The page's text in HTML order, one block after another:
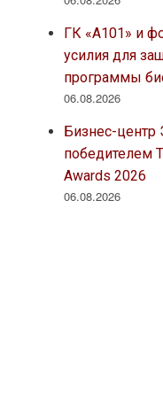
ГК «А101» и
усилия для
программы
06.08.2026
Бизнес-центр
победителем
Awards 2026
06.08.2026